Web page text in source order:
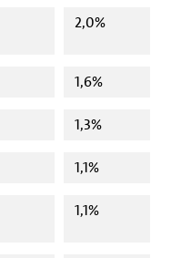
2,0%
1,6%
1,3%
1,1%
1,1%